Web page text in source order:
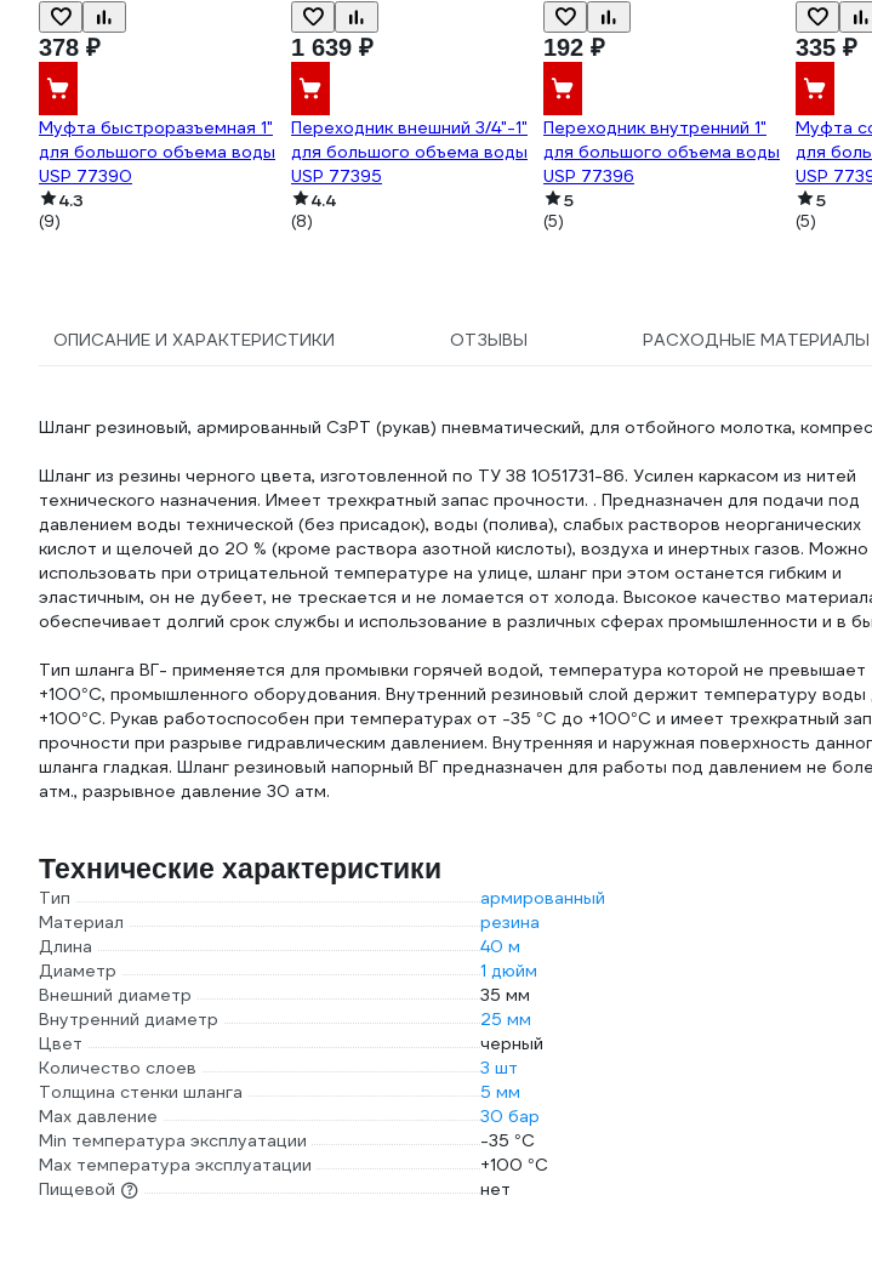
378 ₽
Муфта быстроразъемная 1"
для большого объема воды
USP 77390
4.3
(9)
1 639 ₽
Переходник внешний 3/4"-1"
для большого объема воды
USP 77395
4.4
(8)
192 ₽
Переходник внутренний 1"
для большого объема воды
USP 77396
5
(5)
335 ₽
Муфта
для
USP
5
(5)
ОПИСАНИЕ И ХАРАКТЕРИСТИКИ ОТЗЫВЫ РАСХОДНЫЕ МАТЕРИАЛЫ
Шланг резиновый, армированный СзРТ (рукав) пневматический, для отбойного молотка,
Шланг из резины черного цвета, изготовленной по ТУ 38 1051731-86. Усилен каркасом из нитей
технического назначения. Имеет трехкратный запас прочности. . Предназначен для подачи под
давлением воды технической (без присадок), воды (полива), слабых растворов неорганических
кислот и щелочей до 20 % (кроме раствора азотной кислоты), воздуха и инертных газов. Можно
использовать при отрицательной температуре на улице, шланг при этом останется гибким и
эластичным, он не дубеет, не трескается и не ломается от холода. Высокое качество
обеспечивает долгий срок службы и использование в различных сферах промышленности и в
Тип шланга ВГ- применяется для промывки горячей водой, температура которой не превышает
+100°С, промышленного оборудования. Внутренний резиновый слой держит температуру воды
+100°С. Рукав работоспособен при температурах от -35 °С до +100°С и имеет трехкратный
прочности при разрыве гидравлическим давлением. Внутренняя и наружная поверхность
шланга гладкая. Шланг резиновый напорный ВГ предназначен для работы под давлением не
атм., разрывное давление 30 атм.
Технические характеристики
Тип
армированный
Материал
резина
Длина
40 м
Диаметр
1 дюйм
Внешний диаметр
35 мм
Внутренний диаметр
25 мм
Цвет
черный
Количество слоев
3 шт
Толщина стенки шланга
5 мм
Max давление
30 бар
Min температура эксплуатации
-35 °С
Мах температура эксплуатации
+100 °С
Пищевой
нет